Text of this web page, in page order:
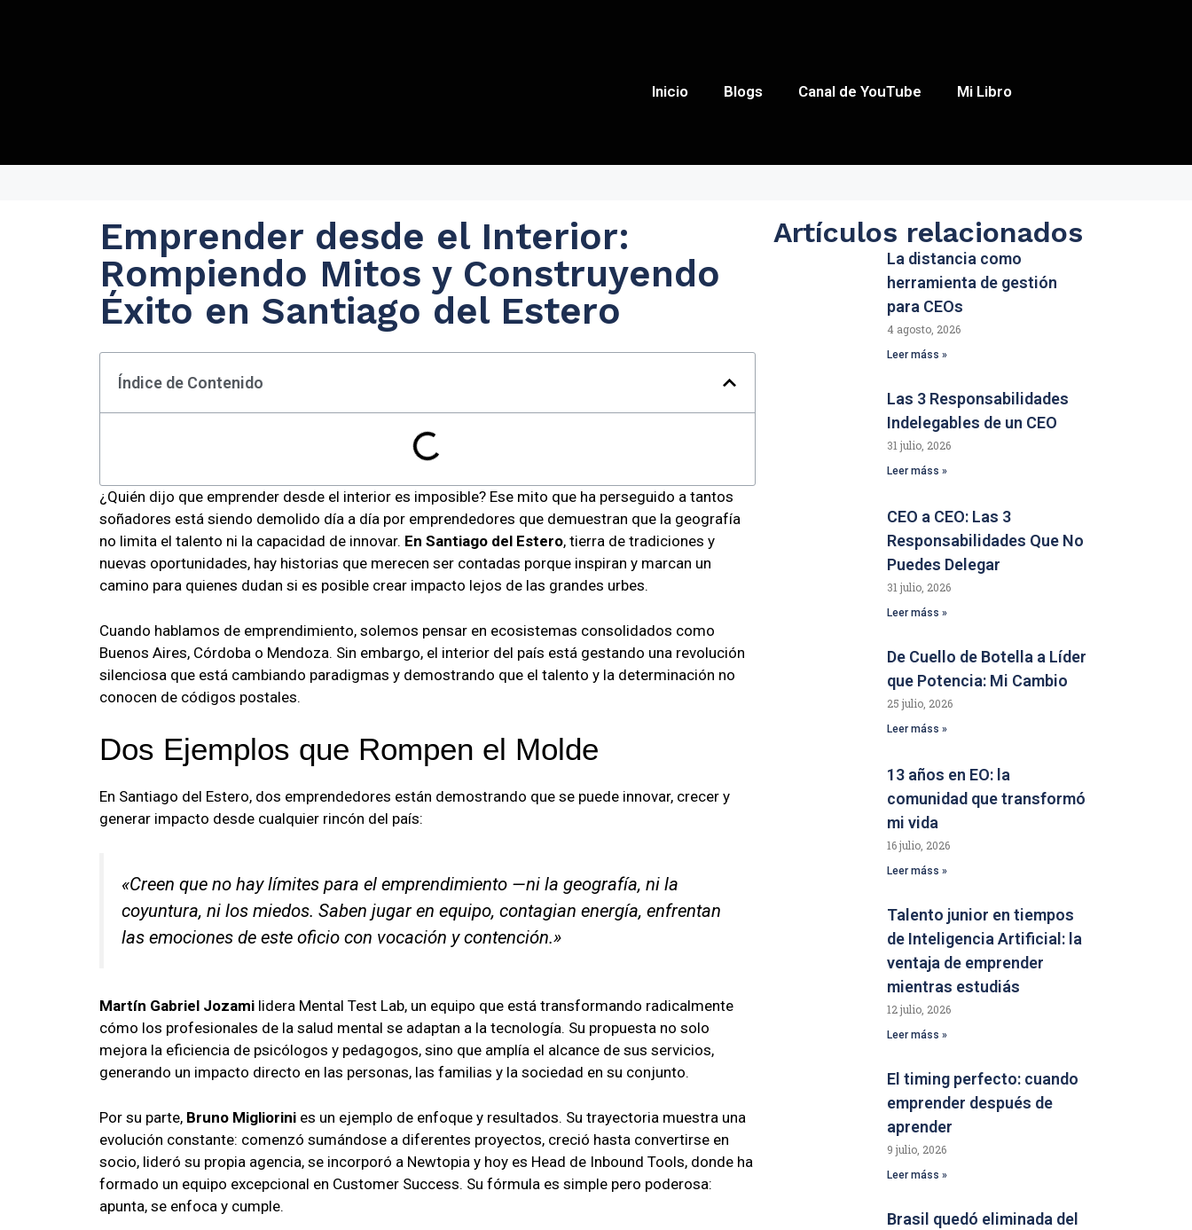
Inicio Blogs Canal de YouTube Mi Libro
Emprender desde el Interior:
Rompiendo Mitos y Construyendo
Éxito en Santiago del Estero
Índice de Contenido
¿Quién dijo que emprender desde el interior es imposible? Ese mito que ha perseguido a tantos
soñadores está siendo demolido día a día por emprendedores que demuestran que la geografía
no limita el talento ni la capacidad de innovar. En Santiago del Estero, tierra de tradiciones y
nuevas oportunidades, hay historias que merecen ser contadas porque inspiran y marcan un
camino para quienes dudan si es posible crear impacto lejos de las grandes urbes.
Cuando hablamos de emprendimiento, solemos pensar en ecosistemas consolidados como
Buenos Aires, Córdoba o Mendoza. Sin embargo, el interior del país está gestando una revolución
silenciosa que está cambiando paradigmas y demostrando que el talento y la determinación no
conocen de códigos postales.
Dos Ejemplos que Rompen el Molde
En Santiago del Estero, dos emprendedores están demostrando que se puede innovar, crecer y
generar impacto desde cualquier rincón del país:
«Creen que no hay límites para el emprendimiento —ni la geografía, ni la
coyuntura, ni los miedos. Saben jugar en equipo, contagian energía, enfrentan
las emociones de este oficio con vocación y contención.»
Martín Gabriel Jozami lidera Mental Test Lab, un equipo que está transformando radicalmente
cómo los profesionales de la salud mental se adaptan a la tecnología. Su propuesta no solo
mejora la eficiencia de psicólogos y pedagogos, sino que amplía el alcance de sus servicios,
generando un impacto directo en las personas, las familias y la sociedad en su conjunto.
Por su parte, Bruno Migliorini es un ejemplo de enfoque y resultados. Su trayectoria muestra una
evolución constante: comenzó sumándose a diferentes proyectos, creció hasta convertirse en
socio, lideró su propia agencia, se incorporó a Newtopia y hoy es Head de Inbound Tools, donde ha
formado un equipo excepcional en Customer Success. Su fórmula es simple pero poderosa:
apunta, se enfoca y cumple.
Artículos relacionados
La distancia como
herramienta de gestión
para CEOs
4 agosto, 2026
Leer máss »
Las 3 Responsabilidades
Indelegables de un CEO
31 julio, 2026
Leer máss »
CEO a CEO: Las 3
Responsabilidades Que No
Puedes Delegar
31 julio, 2026
Leer máss »
De Cuello de Botella a Líder
que Potencia: Mi Cambio
25 julio, 2026
Leer máss »
13 años en EO: la
comunidad que transformó
mi vida
16 julio, 2026
Leer máss »
Talento junior en tiempos
de Inteligencia Artificial: la
ventaja de emprender
mientras estudiás
12 julio, 2026
Leer máss »
El timing perfecto: cuando
emprender después de
aprender
9 julio, 2026
Leer máss »
Brasil quedó eliminada del